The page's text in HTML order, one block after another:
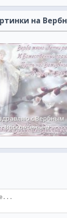
на
с Вербным
Воскресеньем